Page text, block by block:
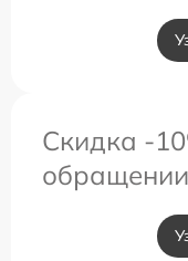
Скидка -
обращении